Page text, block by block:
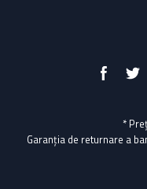
*
Garanția de returnare a